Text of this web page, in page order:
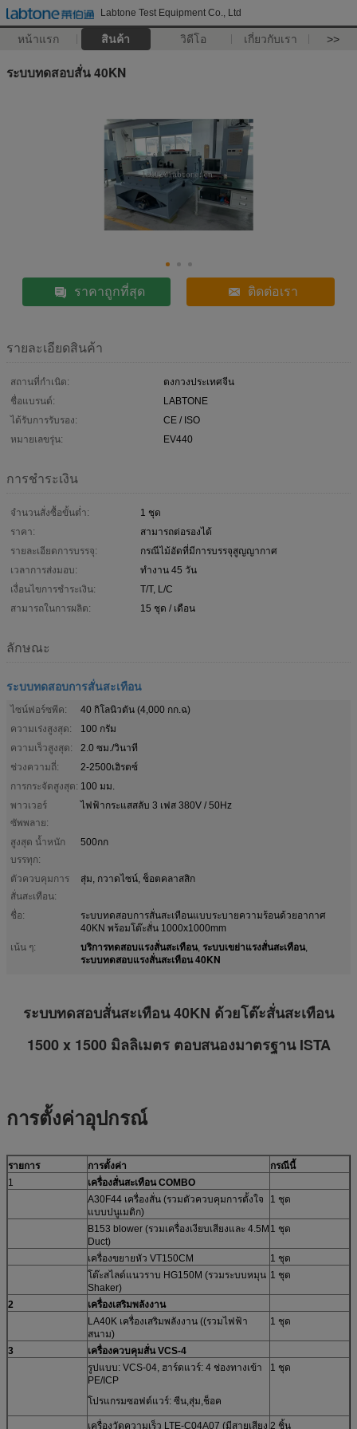
Labtone Test Equipment Co., Ltd
หน้าแรก สินค้า วิดีโอ เกี่ยวกับเรา >>
ระบบทดสอบสั่น 40KN
ราคาถูกที่สุด ติดต่อเรา
รายละเอียดสินค้า
สถานที่กำเนิด:
ตงกวงประเทศจีน
ชื่อแบรนด์:
LABTONE
ได้รับการรับรอง:
CE / ISO
หมายเลขรุ่น:
EV440
การชำระเงิน
จำนวนสั่งซื้อขั้นต่ำ:
1 ชุด
ราคา:
สามารถต่อรองได้
รายละเอียดการบรรจุ:
กรณีไม้อัดที่มีการบรรจุสูญญากาศ
เวลาการส่งมอบ:
ทำงาน 45 วัน
เงื่อนไขการชำระเงิน:
T/T, L/C
สามารถในการผลิต:
15 ชุด / เดือน
ลักษณะ
ระบบทดสอบการสั่นสะเทือน
ไซน์ฟอร์ซพีค:
40 กิโลนิวตัน (4,000 กก.ฉ)
ความเร่งสูงสุด:
100 กรัม
ความเร็วสูงสุด:
2.0 ซม./วินาที
ช่วงความถี่:
2-2500เฮิรตซ์
การกระจัดสูงสุด: 100 มม.
พาวเวอร์
ซัพพลาย:
ไฟฟ้ากระแสสลับ 3 เฟส 380V / 50Hz
สูงสุด น้ำหนัก
บรรทุก:
500กก
ตัวควบคุมการ
สั่นสะเทือน:
สุ่ม, กวาดไซน์, ช็อตคลาสสิก
ชื่อ:
ระบบทดสอบการสั่นสะเทือนแบบระบายความร้อนด้วยอากาศ
40KN พร้อมโต๊ะสั่น 1000x1000mm
เน้น ๆ:
บริการทดสอบแรงสั่นสะเทือน, ระบบเขย่าแรงสั่นสะเทือน,
ระบบทดสอบแรงสั่นสะเทือน 40KN
ระบบทดสอบสั่นสะเทือน 40KN ด้วยโต๊ะสั่นสะเทือน
1500 x 1500 มิลลิเมตร ตอบสนองมาตรฐาน ISTA
การตั้งค่าอุปกรณ์
รายการ การตั้งค่า
กรณีนี้
1
เครื่องสั่นสะเทือน COMBO
A30F44 เครื่องสั่น (รวมตัวควบคุมการตั้งใจ
แบบปนูเมติก)
1 ชุด
B153 blower (รวมเครื่องเงียบเสียงและ 4.5M
Duct)
1 ชุด
เครื่องขยายหัว VT150CM
1 ชุด
โต๊ะสไลด์แนวราบ HG150M (รวมระบบหมุน
Shaker)
1 ชุด
2
เครื่องเสริมพลังงาน
LA40K เครื่องเสริมพลังงาน ((รวมไฟฟ้า
สนาม)
1 ชุด
3
เครื่องควบคุมสั่น VCS-4
รูปแบบ: VCS-04, ฮาร์ดแวร์: 4 ช่องทางเข้า
PE/ICP
โปรแกรมซอฟต์แวร์: ซีน,สุ่ม,ช็อค
1 ชุด
เครื่องวัดความเร็ว LTE-C04A07 (มีสายเสียง 2 ชิ้น